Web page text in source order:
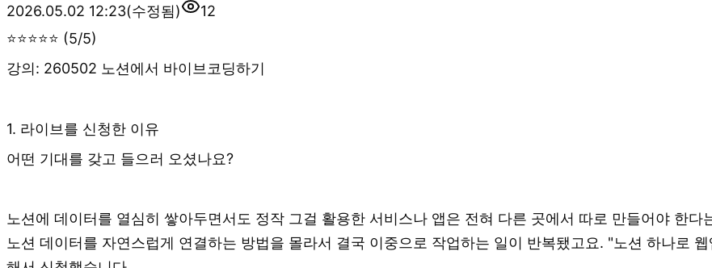
2026.05.02 12:23(수정됨)
12
⭐⭐⭐⭐⭐ (5/5)
강의: 260502 노션에서 바이브코딩하기
1. 라이브를 신청한 이유
어떤 기대를 갖고 들으러 오셨나요?
노션에 데이터를 열심히 쌓아두면서도 정작 그걸 활용한 서비스나 앱은 전혀 다른 곳에서 따로 만들어야 한
노션 데이터를 자연스럽게 연결하는 방법을 몰라서 결국 이중으로 작업하는 일이 반복됐고요. "노션 하나로